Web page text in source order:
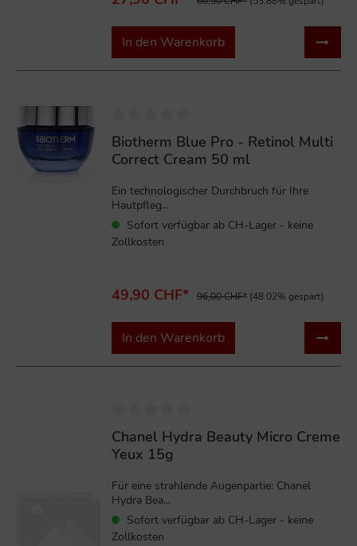
In den Warenkorb
Biotherm Blue Pro - Retinol Multi
Correct Cream 50 ml
Ein technologischer Durchbruch für Ihre
Hautpfleg...
Sofort verfügbar ab CH-Lager - keine
Zollkosten
49,90 CHF* 96,00 CHF* (48.02% gespart)
In den Warenkorb
Chanel Hydra Beauty Micro Creme
Yeux 15g
Für eine strahlende Augenpartie: Chanel
Hydra Bea...
Sofort verfügbar ab CH-Lager - keine
Zollkosten